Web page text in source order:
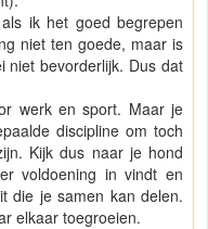
ik het goed begrepen
niet ten goede, maar is
niet bevorderlijk. Dus dat
werk en sport. Maar je
discipline om toch
Kijk dus naar je hond
voldoening in vindt en
die je samen kan delen.
elkaar toegroeien.